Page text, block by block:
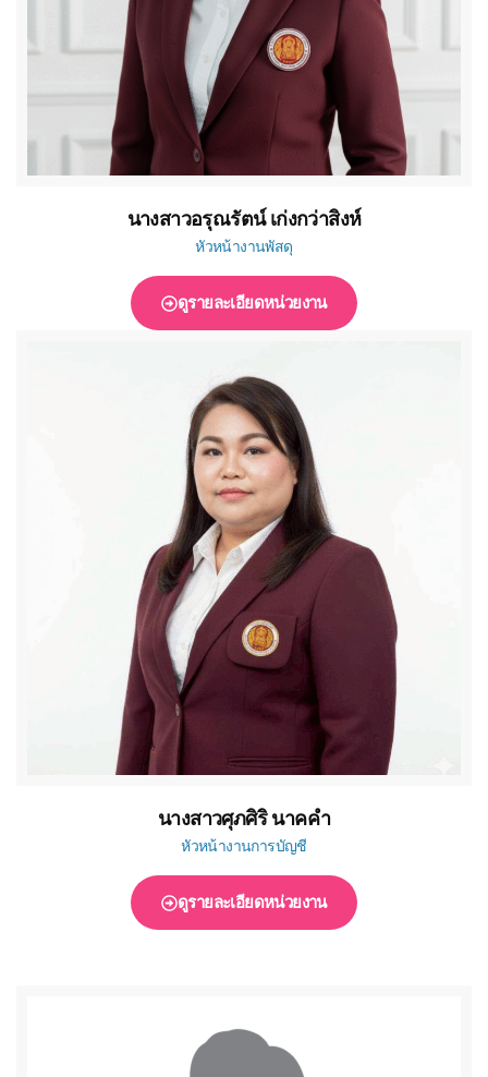
นางสาวศุภศิริ นาคคำ
หัวหน้างานการบัญชี
ดูรายละเอียดหน่วยงาน
นางสาวอรุณรัตน์ เก่งกว่าสิงห์
หัวหน้างานพัสดุ
ดูรายละเอียดหน่วยงาน